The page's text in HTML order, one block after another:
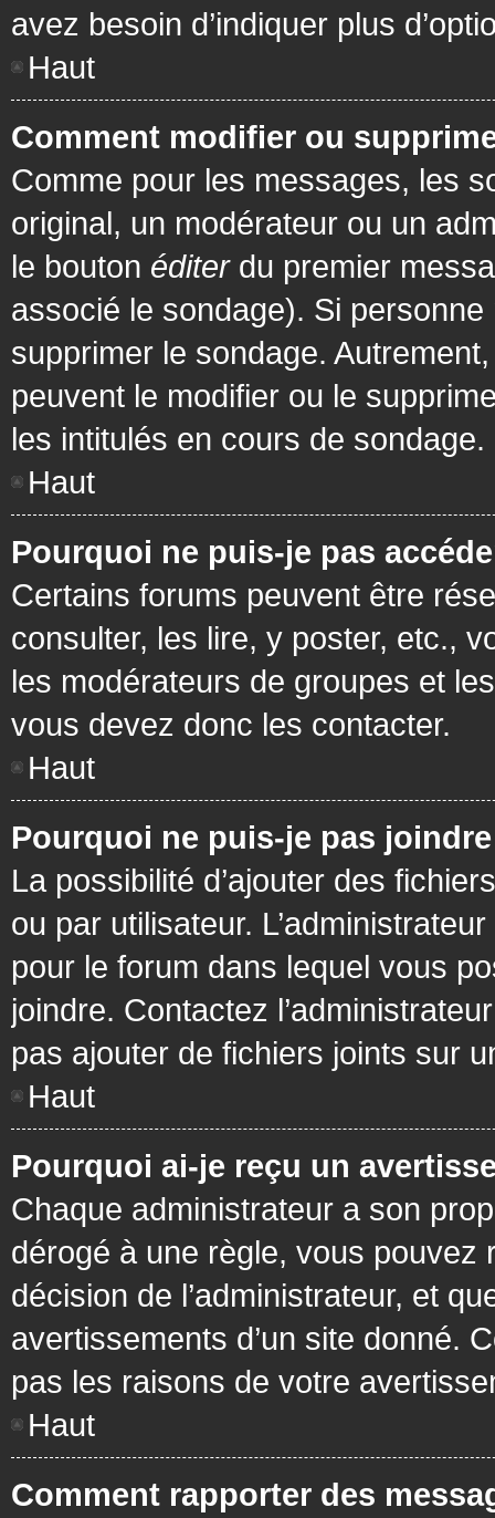
avez besoin d’indiquer plus
Haut
Comment modifier ou
Comme pour les messages, les
original, un modérateur ou un
le bouton éditerdu premier
associé le sondage). Si personne
supprimer le sondage.
peuvent le modifier ou le
les intitulés en cours de sondage.
Haut
Pourquoi ne puis-je pas
Certains forums peuvent être
consulter, les lire, y poster, etc.,
les modérateurs de groupes et
vous devez donc les contacter.
Haut
Pourquoi ne puis-je pas
La possibilité d’ajouter des
ou par utilisateur.
pour le forum dans lequel vous
joindre. Contactez
pas ajouter de fichiers joints sur
Haut
Pourquoi ai-je reçu un
Chaque administrateur a son
dérogé à une règle, vous pouvez
décision de l’administrateur, et
avertissements d’un site donné.
pas les raisons de votre
Haut
Comment rapporter des